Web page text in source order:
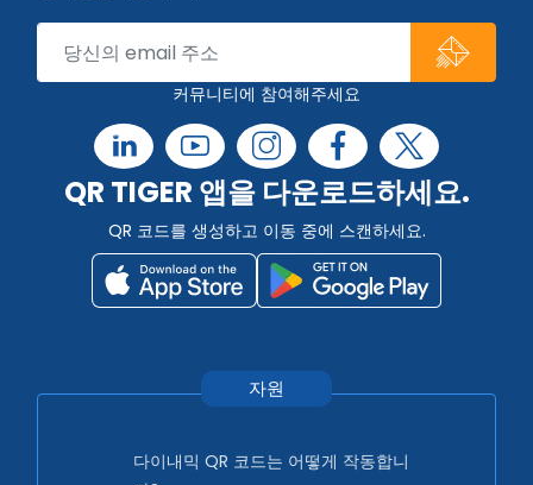
커뮤니티에 참여해주세요
QR TIGER 앱을 다운로드하세요.
QR 코드를 생성하고 이동 중에 스캔하세요.
자원
다이내믹 QR 코드는 어떻게 작동합니